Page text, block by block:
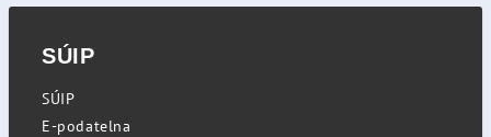
SÚIP
SÚIP
E-podatelna